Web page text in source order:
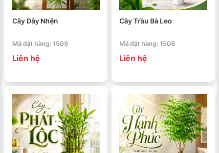
Cây Dây Nhện
Mã đặt hàng: 1509
Liên hệ
Cây Trầu Bà Leo
Mã đặt hàng: 1508
Liên hệ